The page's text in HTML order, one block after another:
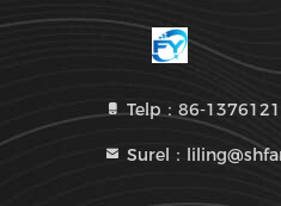
Telp：86-
Surel：